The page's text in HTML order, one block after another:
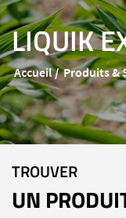
LIQUIK
Accueil Produits &
TROUVER
UN